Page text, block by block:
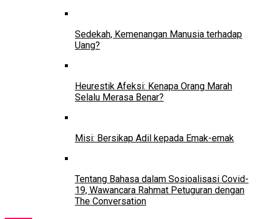
Sedekah, Kemenangan Manusia terhadap
Uang?
Heurestik Afeksi: Kenapa Orang Marah
Selalu Merasa Benar?
Misi: Bersikap Adil kepada Emak-emak
Tentang Bahasa dalam Sosioalisasi Covid-
19, Wawancara Rahmat Petuguran dengan
The Conversation